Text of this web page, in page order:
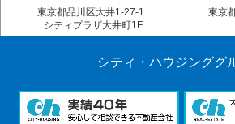
東京都品川区大井1-27-1
シティプラザ大井町1F
東京
シティ・ハウジンググ